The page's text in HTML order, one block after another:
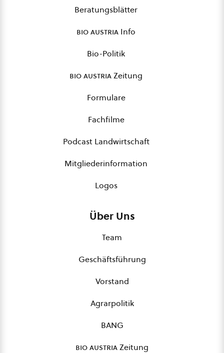
Beratungsblätter
bio austria Info
Bio-Politik
bio austriaZeitung
Formulare
Fachfilme
Podcast Landwirtschaft
Mitgliederinformation
Logos
Über Uns
Team
Geschäftsführung
Vorstand
Agrarpolitik
BANG
bio austriaZeitung